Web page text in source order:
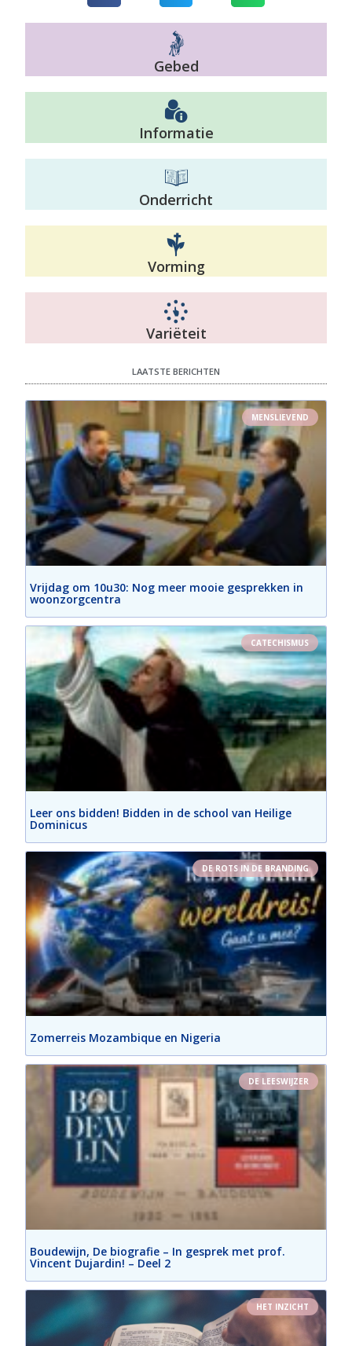
Gebed
Informatie
Onderricht
Vorming
Variëteit
LAATSTE BERICHTEN
MENSLIEVEND
Vrijdag om 10u30: Nog meer mooie gesprekken in
woonzorgcentra
CATECHISMUS
Leer ons bidden! Bidden in de school van Heilige
Dominicus
DE ROTS IN DE BRANDING
Zomerreis Mozambique en Nigeria
DE LEESWIJZER
Boudewijn, De biografie – In gesprek met prof.
Vincent Dujardin! – Deel 2
HET INZICHT